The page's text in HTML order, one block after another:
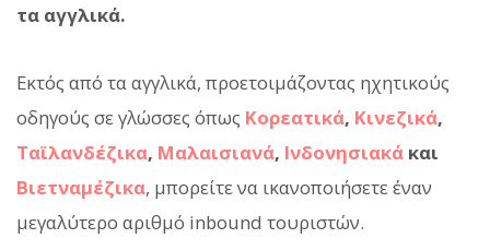
τα αγγλικά.
Εκτός από τα αγγλικά, προετοιμάζοντας ηχητικούς
οδηγούς σε γλώσσες όπως Κορεατικά, Κινεζικά,
Ταϊλανδέζικα, Μαλαισιανά, Ινδονησιακά και
Βιετναμέζικα, μπορείτε να ικανοποιήσετε έναν
μεγαλύτερο αριθμό inbound τουριστών.